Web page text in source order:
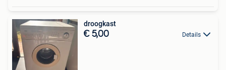
droogkast
€ 5,00 Details